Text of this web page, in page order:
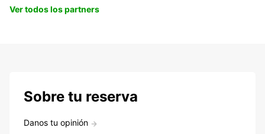
Ver todos los partners
Sobre tu reserva
Danos tu opinión